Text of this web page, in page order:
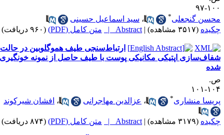
۹۷
گنجعلی
،سید اسماعیل حسینی
(۳۵۱۷ مشاهده) |
Abstract | متن کامل (PDF) (۹۶۰ دریافت)
ارتباط‌سنجی طیف هموگلوبین در حالت
اپتیکی مکانیکی پوست با طیف حاصل از نمونه خونگیری
۱۰۱
منشاری
،عزالدین مهاجرانی ،افشان شیرکوند
(۳۱۷۹ مشاهده) |
Abstract | متن کامل (PDF) (۸۷۴ دریافت)